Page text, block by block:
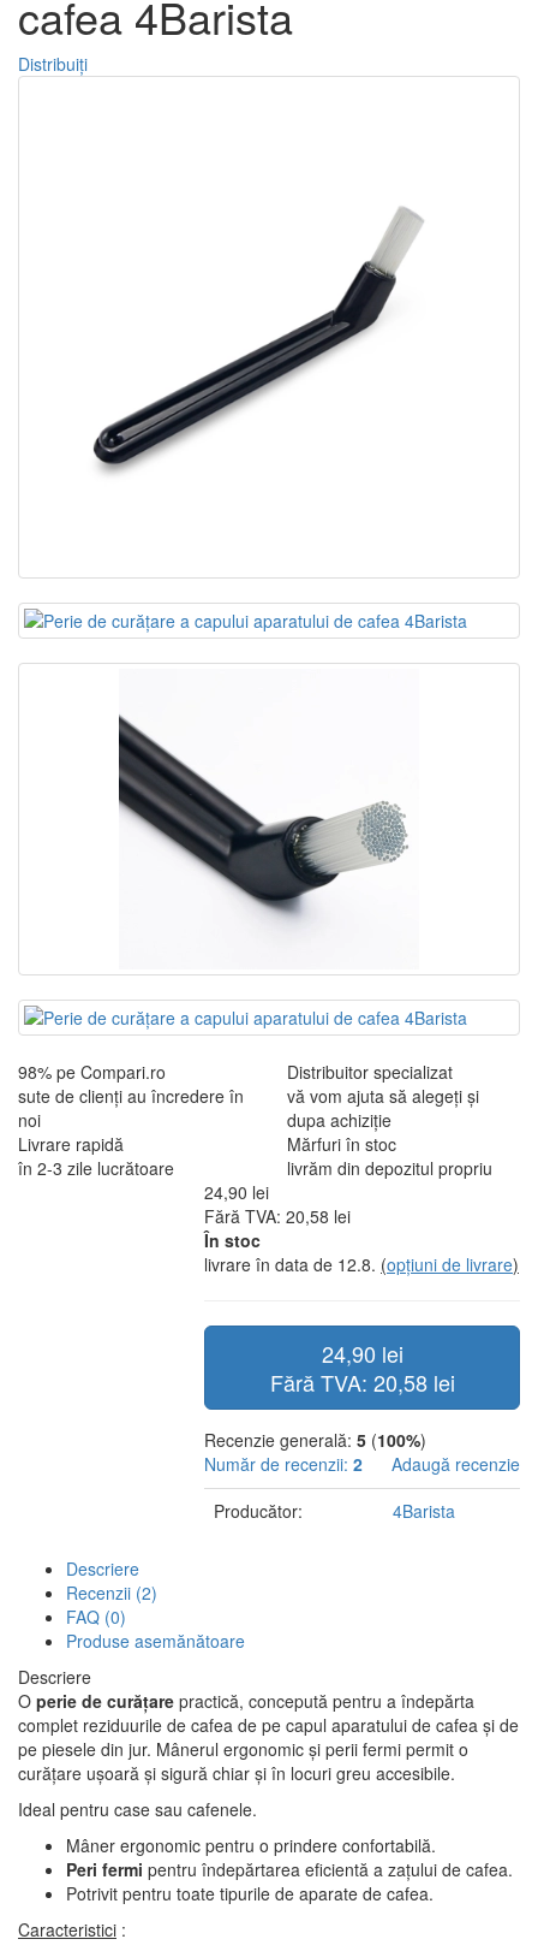
cafea 4Barista
Distribuiți
98% pe Compari.ro
sute de clienți au încredere în
noi
Distribuitor specializat
vă vom ajuta să alegeți și
dupa achiziție
Livrare rapidă
în 2-3 zile lucrătoare
Mărfuri în stoc
livrăm din depozitul propriu
24,90 lei
Fără TVA: 20,58 lei
În stoc
livrare în data de 12.8. (opțiuni de livrare)
24,90 lei
Fără TVA: 20,58 lei
Recenzie generală: 5 (100%)
Număr de recenzii: 2
Adaugă recenzie
Producător:
4Barista
Descriere
Recenzii (2)
FAQ (0)
Produse asemănătoare
Descriere
O perie de curățare practică, concepută pentru a îndepărta
complet reziduurile de cafea de pe capul aparatului de cafea și de
pe piesele din jur. Mânerul ergonomic și perii fermi permit o
curățare ușoară și sigură chiar și în locuri greu accesibile.
Ideal pentru case sau cafenele.
Mâner ergonomic pentru o prindere confortabilă.
Peri fermi pentru îndepărtarea eficientă a zațului de cafea.
Potrivit pentru toate tipurile de aparate de cafea.
Caracteristici :